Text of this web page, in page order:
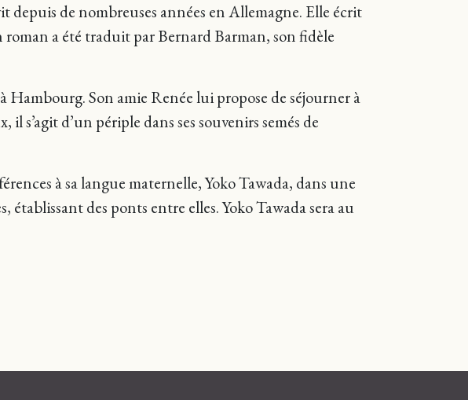
depuis de nombreuses années en Allemagne. Elle écrit
roman a été traduit par Bernard Barman, son fidèle
Son amie Renée lui propose de séjourner à
s’agit d’un périple dans ses souvenirs semés de
à sa langue maternelle, Yoko Tawada, dans une
des ponts entre elles. Yoko Tawada sera au